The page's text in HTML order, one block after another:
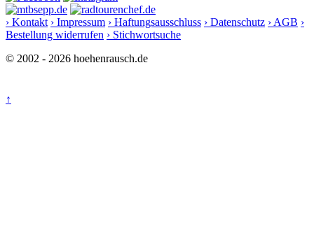
› Kontakt › Impressum › Haftungsausschluss › Datenschutz › AGB ›
Bestellung widerrufen › Stichwortsuche
© 2002 - 2026 hoehenrausch.de
↑